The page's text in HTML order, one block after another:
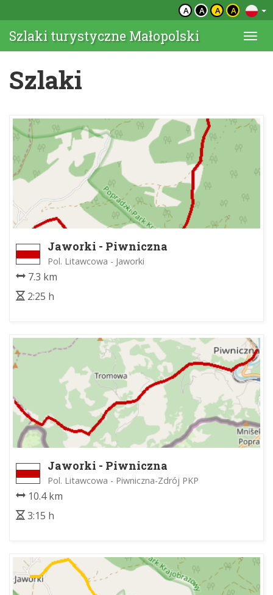
A A A A
Szlaki turystyczne Małopolski
Szlaki
Jaworki - Piwniczna
Pol. Litawcowa - Jaworki
7.3 km
2:25 h
Jaworki - Piwniczna
Pol. Litawcowa - Piwniczna-Zdrój PKP
10.4 km
3:15 h